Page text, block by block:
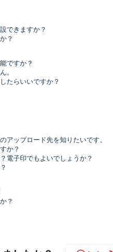
できますか？
？
ですか？
。
たらいいですか？
アップロード先を知りたいです。
か？
電子印でもよいでしょうか？
？